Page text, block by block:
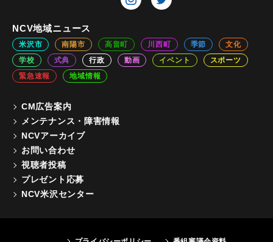
NCV地域ニュース
米沢市 南陽市 高畠町 川西町 季節
文化
学校
式典 行政 動画 イベント
スポーツ
緊急速報
地域情報
CM広告案内
メンテナンス・障害情報
NCVアーカイブ
お問い合わせ
視聴者投稿
プレゼント応募
NCV米沢センター